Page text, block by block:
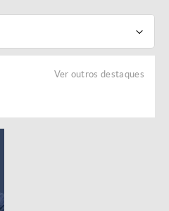
Ver outros destaques